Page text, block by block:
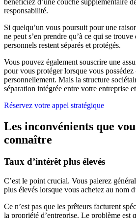
bénéficiez d’une couche supplémentaire
responsabilité.
Si quelqu’un vous poursuit pour une
ne peut s’en prendre qu’à ce qui se
personnels restent séparés et protégés.
Vous pouvez également souscrire une
pour vous protéger lorsque vous possédez
personnellement. Mais la structure
séparation intégrée entre votre entreprise
Réservez votre appel stratégique
Les inconvénients que
connaître
Taux d’intérêt plus élevés
C’est le point crucial. Vous paierez
plus élevés lorsque vous achetez au nom
Ce n’est pas que les prêteurs facturent
la propriété d’entreprise. Le problème est